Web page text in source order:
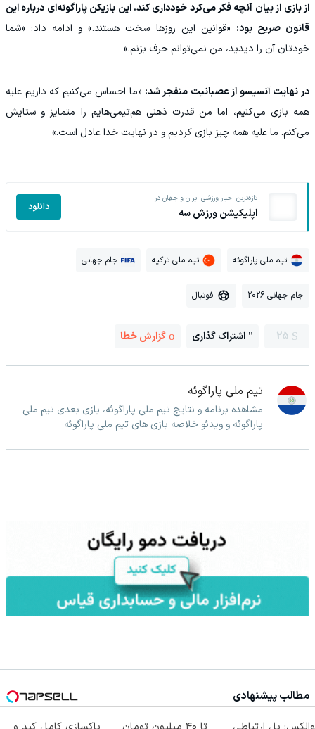
از بازی از بیان آنچه فکر می‌کرد خودداری کند. این بازیکن پاراگوئه‌ای درباره این
قانون صریح بود: «قوانین این روزها سخت هستند.» و ادامه داد: «شما
خودتان آن را دیدید، من نمی‌توانم حرف بزنم.»
در نهایت آنسیسو از عصبانیت منفجر شد: «ما احساس می‌کنیم که داریم علیه
همه بازی می‌کنیم، اما من قدرت ذهنی هم‌تیمی‌هایم را متمایز و ستایش
می‌کنم. ما علیه همه چیز بازی کردیم و در نهایت خدا عادل است.»
تازه‌ترین اخبار ورزشی ایران و جهان در
اپلیکیشن ورزش سه دانلود
تیم ملی پاراگوئه تیم ملی ترکیه جام جهانی
جام جهانی 2026 فوتبال
25 اشتراک گذاری گزارش خطا
تیم ملی پاراگوئه
مشاهده برنامه و نتایج تیم ملی پاراگوئه، بازی بعدی تیم ملی
پاراگوئه و ویدئو خلاصه بازی های تیم ملی پاراگوئه
مطالب پیشنهادی